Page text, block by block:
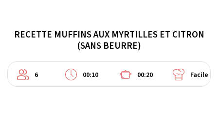
RECETTE MUFFINS AUX MYRTILLES ET CITRON
(SANS BEURRE)
6 00:10 00:20 Facile